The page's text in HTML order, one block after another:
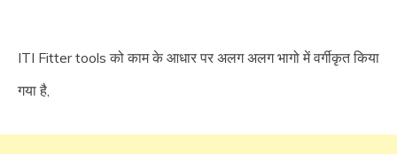
ITI Fitter tools को काम के आधार पर अलग अलग भागो में वर्गीकृत किया
गया है,